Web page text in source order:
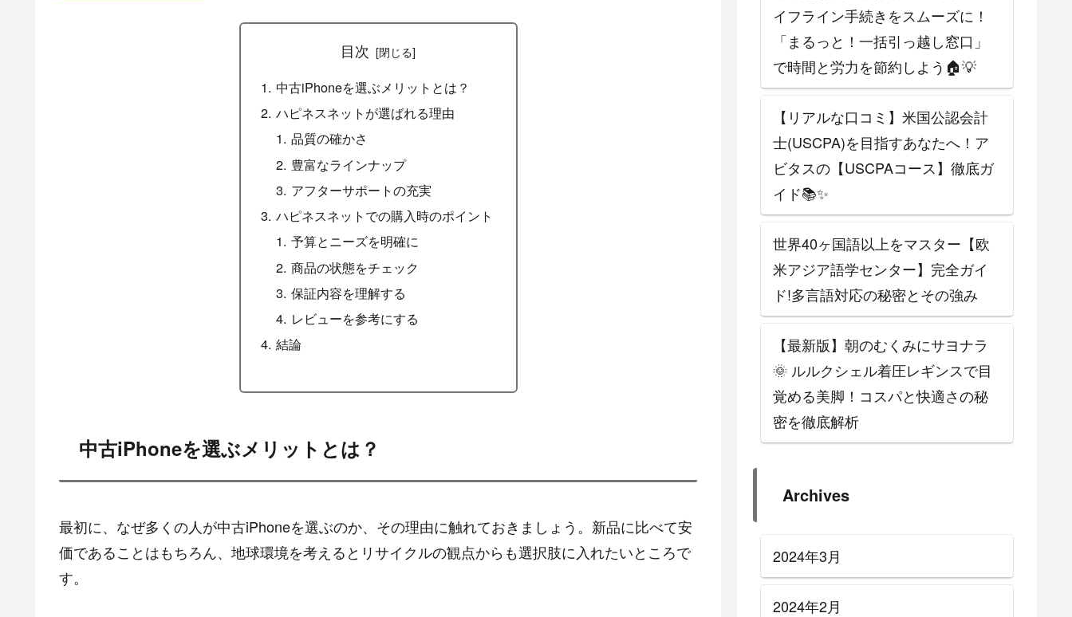
目次
中古iPhoneを選ぶメリットとは？
ハピネスネットが選ばれる理由
品質の確かさ
豊富なラインナップ
アフターサポートの充実
ハピネスネットでの購入時のポイント
予算とニーズを明確に
商品の状態をチェック
保証内容を理解する
レビューを参考にする
結論
中古iPhoneを選ぶメリットとは？
最初に、なぜ多くの人が中古iPhoneを選ぶのか、その理由に触れておきましょう。新品に比べて安
価であることはもちろん、地球環境を考えるとリサイクルの観点からも選択肢に入れたいところで
す。
イフライン手続きをスムーズに！
「まるっと！一括引っ越し窓口」
で時間と労力を節約しよう🏠💡
【リアルな口コミ】米国公認会計
士(USCPA)を目指すあなたへ！ア
ビタスの【USCPAコース】徹底ガ
イド📚✨
世界40ヶ国語以上をマスター【欧
米アジア語学センター】完全ガイ
ド!多言語対応の秘密とその強み
【最新版】朝のむくみにサヨナラ
🌞 ルルクシェル着圧レギンスで目
覚める美脚！コスパと快適さの秘
密を徹底解析
Archives
2024年3月
2024年2月